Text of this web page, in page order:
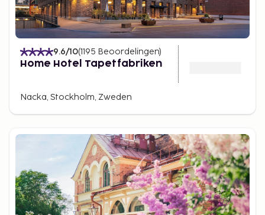
9.6/10(1195 Beoordelingen)
Home Hotel Tapetfabriken
Nacka, Stockholm, Zweden